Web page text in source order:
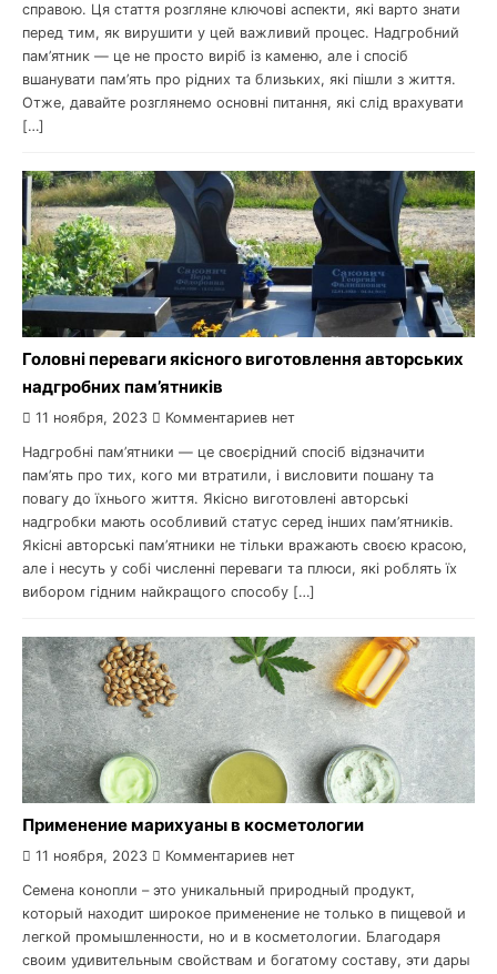
справою. Ця стаття розгляне ключові аспекти, які варто знати
перед тим, як вирушити у цей важливий процес. Надгробний
пам’ятник — це не просто виріб із каменю, але і спосіб
вшанувати пам’ять про рідних та близьких, які пішли з життя.
Отже, давайте розглянемо основні питання, які слід врахувати
[…]
Головні переваги якісного виготовлення авторських
надгробних пам’ятників
11 ноября, 2023 Комментариев нет
Надгробні пам’ятники — це своєрідний спосіб відзначити
пам’ять про тих, кого ми втратили, і висловити пошану та
повагу до їхнього життя. Якісно виготовлені авторські
надгробки мають особливий статус серед інших пам’ятників.
Якісні авторські пам’ятники не тільки вражають своєю красою,
але і несуть у собі численні переваги та плюси, які роблять їх
вибором гідним найкращого способу […]
Применение марихуаны в косметологии
11 ноября, 2023 Комментариев нет
Семена конопли – это уникальный природный продукт,
который находит широкое применение не только в пищевой и
легкой промышленности, но и в косметологии. Благодаря
своим удивительным свойствам и богатому составу, эти дары